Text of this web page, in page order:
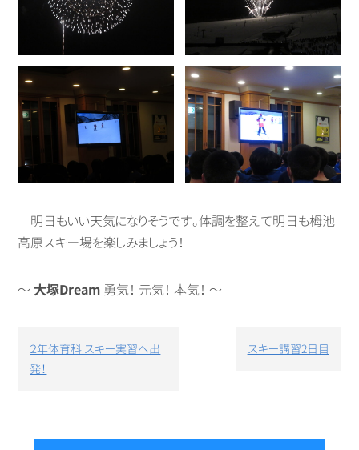
明日もいい天気になりそうです。体調を整えて明日も栂池
高原スキー場を楽しみましょう！
～ 大塚Dream 勇気！ 元気！ 本気！ ～
稿２年体育科 スキー実習へ出
発！
スキー講習2日目